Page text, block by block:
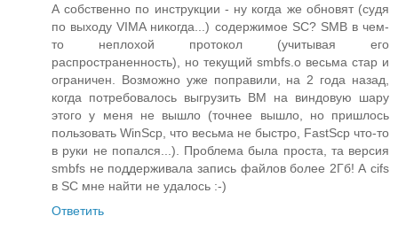
А собственно по инструкции - ну когда же обновят (судя
по выходу VIMA никогда...) содержимое SC? SMB в чем-
то неплохой протокол (учитывая его
распространенность), но текущий smbfs.o весьма стар и
ограничен. Возможно уже поправили, на 2 года назад,
когда потребовалось выгрузить ВМ на виндовую шару
этого у меня не вышло (точнее вышло, но пришлось
пользовать WinScp, что весьма не быстро, FastScp что-то
в руки не попался...). Проблема была проста, та версия
smbfs не поддерживала запись файлов более 2Гб! А cifs
в SC мне найти не удалось :-)
Ответить